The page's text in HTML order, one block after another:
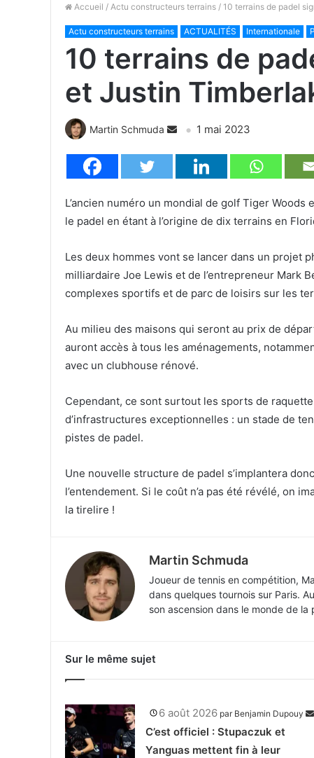
Accueil / Actu constructeurs terrains / 10 terrains de padel
Actu constructeurs terrains ACTUALITÉS Internationale
10 terrains de
et Justin
Martin Schmuda 1 mai 2023
L’ancien numéro un mondial de golf Tiger
le padel en étant à l’origine de dix terrains en
Les deux hommes vont se lancer dans un projet
milliardaire Joe Lewis et de l’entrepreneur Mark
complexes sportifs et de parc de loisirs sur les
Au milieu des maisons qui seront au prix de
auront accès à tous les aménagements,
avec un clubhouse rénové.
Cependant, ce sont surtout les sports de
d’infrastructures exceptionnelles : un stade de
pistes de padel.
Une nouvelle structure de padel s’implantera
l’entendement. Si le coût n’a pas été révélé, on
la tirelire !
Martin Schmuda
Joueur de tennis en compétition,
dans quelques tournois sur Paris.
son ascension dans le monde de la
Sur le même sujet
6 août 2026 par Benjamin Dupouy
C’est officiel : Stupaczuk et
Yanguas mettent fin à leur